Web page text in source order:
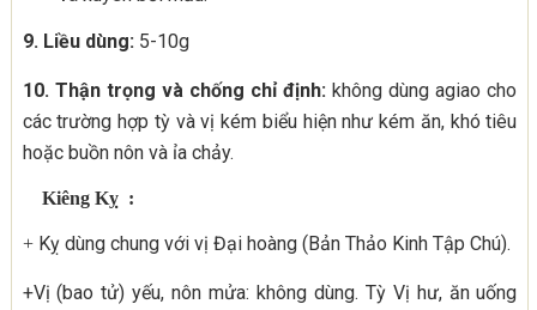
9. Liều dùng: 5-10g
10. Thận trọng và chống chỉ định: không dùng agiao cho
các trường hợp tỳ và vị kém biểu hiện như kém ăn, khó tiêu
hoặc buồn nôn và ỉa chảy.
Kiêng Kỵ :
+ Kỵ dùng chung với vị Đại hoàng (Bản Thảo Kinh Tập Chú).
+Vị (bao tử) yếu, nôn mửa: không dùng. Tỳ Vị hư, ăn uống